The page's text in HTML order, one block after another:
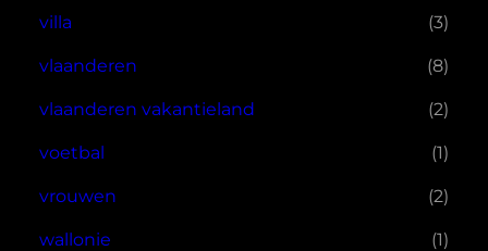
villa (3)
vlaanderen (8)
vlaanderen vakantieland (2)
voetbal (1)
vrouwen (2)
wallonie (1)